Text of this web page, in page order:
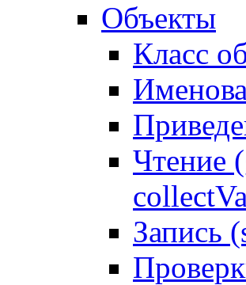
Объекты
Класс
Чтение
Запись